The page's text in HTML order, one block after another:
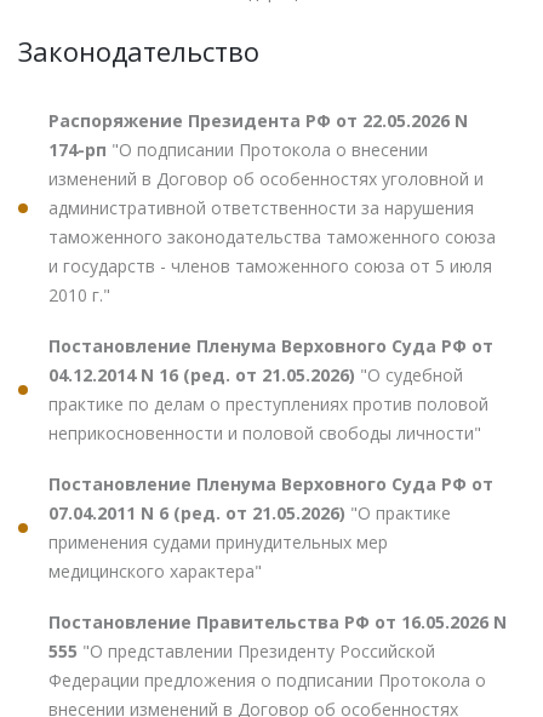
Законодательство
Распоряжение Президента РФ от 22.05.2026 N
174-рп "О подписании Протокола о внесении
изменений в Договор об особенностях уголовной и
административной ответственности за нарушения
таможенного законодательства таможенного союза
и государств - членов таможенного союза от 5 июля
2010 г."
Постановление Пленума Верховного Суда РФ от
04.12.2014 N 16 (ред. от 21.05.2026) "О судебной
практике по делам о преступлениях против половой
неприкосновенности и половой свободы личности"
Постановление Пленума Верховного Суда РФ от
07.04.2011 N 6 (ред. от 21.05.2026) "О практике
применения судами принудительных мер
медицинского характера"
Постановление Правительства РФ от 16.05.2026 N
555 "О представлении Президенту Российской
Федерации предложения о подписании Протокола о
внесении изменений в Договор об особенностях